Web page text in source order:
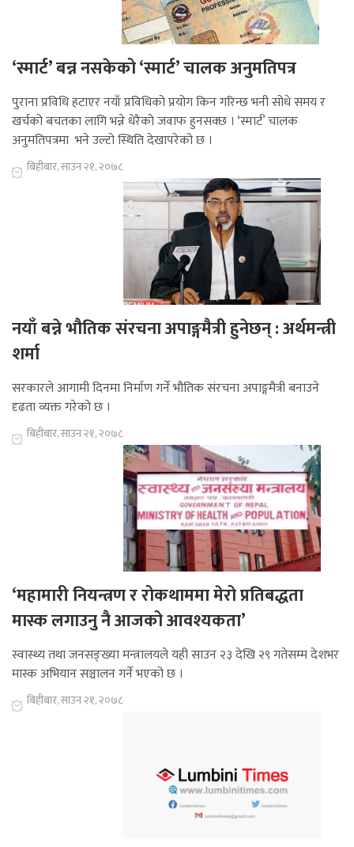
‘स्मार्ट’ बन्न नसकेको ‘स्मार्ट’ चालक अनुमतिपत्र
पुराना प्रविधि हटाएर नयाँ प्रविधिको प्रयोग किन गरिन्छ भनी सोधे समय र
खर्चको बचतका लागि भन्ने धेरैको जवाफ हुनसक्छ । ‘स्मार्ट’ चालक
अनुमतिपत्रमा भने उल्टो स्थिति देखापरेको छ ।
बिहीबार, साउन २१, २०७८
नयाँ बन्ने भौतिक संरचना अपाङ्गमैत्री हुनेछन् : अर्थमन्त्री
शर्मा
सरकारले आगामी दिनमा निर्माण गर्ने भौतिक संरचना अपाङ्गमैत्री बनाउने
दृढता व्यक्त गरेको छ ।
बिहीबार, साउन २१, २०७८
‘महामारी नियन्त्रण र रोकथाममा मेरो प्रतिबद्धता
मास्क लगाउनु नै आजको आवश्यकता’
स्वास्थ्य तथा जनसङ्ख्या मन्त्रालयले यही साउन २३ देखि २९ गतेसम्म देशभर
मास्क अभियान सञ्चालन गर्ने भएको छ ।
बिहीबार, साउन २१, २०७८